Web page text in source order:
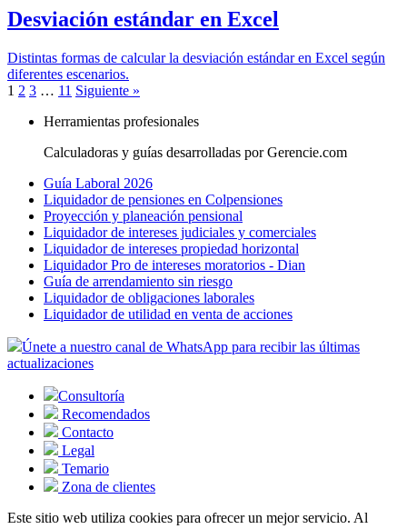
Desviación estándar en Excel
Distintas formas de calcular la desviación estándar en Excel según
diferentes escenarios.
1 2 3 … 11 Siguiente »
Herramientas profesionales
Calculadoras y guías desarrolladas por Gerencie.com
Guía Laboral 2026
Liquidador de pensiones en Colpensiones
Proyección y planeación pensional
Liquidador de intereses judiciales y comerciales
Liquidador de intereses propiedad horizontal
Liquidador Pro de intereses moratorios - Dian
Guía de arrendamiento sin riesgo
Liquidador de obligaciones laborales
Liquidador de utilidad en venta de acciones
Únete a nuestro canal de WhatsApp para recibir las últimas
actualizaciones
Consultoría
Recomendados
Contacto
Legal
Temario
Zona de clientes
Este sitio web utiliza cookies para ofrecer un mejor servicio. Al